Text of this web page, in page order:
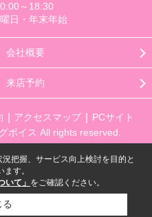
～18:30
日・年末年始
会社概要
来店予約
アクセスマップ
PCサイト
ボイス All rights reserved.
把握、サービス向上検討を目的と
す。
いて」 をご確認ください。
る